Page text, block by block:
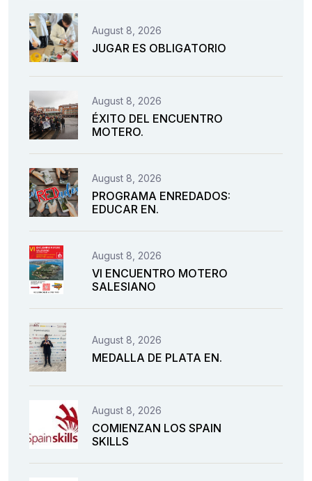
August 8, 2026
JUGAR ES OBLIGATORIO
August 8, 2026
ÉXITO DEL ENCUENTRO
MOTERO.
August 8, 2026
PROGRAMA ENREDADOS:
EDUCAR EN.
August 8, 2026
VI ENCUENTRO MOTERO
SALESIANO
August 8, 2026
MEDALLA DE PLATA EN.
August 8, 2026
COMIENZAN LOS SPAIN
SKILLS